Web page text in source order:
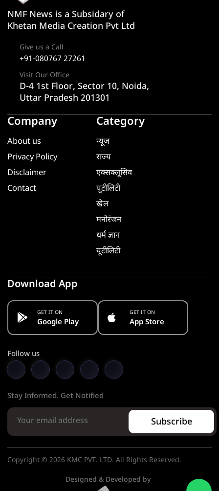
NMF News is a Subsidary of
Khetan Media Creation Pvt Ltd
Give us a Call
+91-080767 27261
Visit Our Office
D-4 1st Floor, Sector 10, Noida,
Uttar Pradesh 201301
Company
About us
Privacy Policy
Disclaimer
Contact
Category
न्यूज
राज्य
एक्सक्लूसिव
यूटीलिटी
खेल
मनोरंजन
धर्म ज्ञान
यूटीलिटी
Download App
GET IT ON
Google Play
GET IT ON
App Store
Follow us
Stay Informed. Get Notified
Subscribe
Copyright © 2026 KMC PVT. LTD. All Rights Reserved.
Designed & Developed by